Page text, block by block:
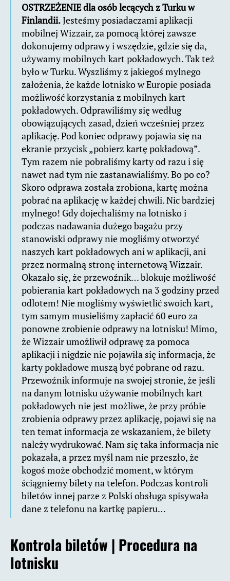
OSTRZEŻENIE dla osób lecących z Turku w
Finlandii.Jesteśmy posiadaczami aplikacji
mobilnej Wizzair, za pomocą której zawsze
dokonujemy odprawy i wszędzie, gdzie się da,
używamy mobilnych kart pokładowych. Tak też
było w Turku. Wyszliśmy z jakiegoś mylnego
założenia, że każde lotnisko w Europie posiada
możliwość korzystania z mobilnych kart
pokładowych. Odprawiliśmy się według
obowiązujących zasad, dzień wcześniej przez
aplikację. Pod koniec odprawy pojawia się na
ekranie przycisk „pobierz kartę pokładową”.
Tym razem nie pobraliśmy karty od razu i się
nawet nad tym nie zastanawialiśmy. Bo po co?
Skoro odprawa została zrobiona, kartę można
pobrać na aplikację w każdej chwili. Nic bardziej
mylnego! Gdy dojechaliśmy na lotnisko i
podczas nadawania dużego bagażu przy
stanowiski odprawy nie mogliśmy otworzyć
naszych kart pokładowych ani w aplikacji, ani
przez normalną stronę internetową Wizzair.
Okazało się, że przewoźnik… blokuje możliwość
pobierania kart pokładowych na 3 godziny przed
odlotem! Nie mogliśmy wyświetlić swoich kart,
tym samym musieliśmy zapłacić 60 euro za
ponowne zrobienie odprawy na lotnisku! Mimo,
że Wizzair umożliwił odprawę za pomoca
aplikacji i nigdzie nie pojawiła się informacja, że
karty pokładowe muszą być pobrane od razu.
Przewoźnik informuje na swojej stronie, że jeśli
na danym lotnisku używanie mobilnych kart
pokładowych nie jest możliwe, że przy próbie
zrobienia odprawy przez aplikację, pojawi się na
ten temat informacja ze wskazaniem, że bilety
należy wydrukować. Nam się taka informacja nie
pokazała, a przez myśl nam nie przeszło, że
kogoś może obchodzić moment, w którym
ściągniemy bilety na telefon. Podczas kontroli
biletów innej parze z Polski obsługa spisywała
dane z telefonu na kartkę papieru…
Kontrola biletów | Procedura na
lotnisku